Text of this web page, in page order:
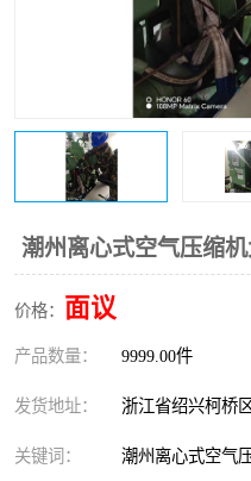
潮州离心式空气压缩
价格： 面议
产品数量： 9999.00件
发货地址： 浙江省绍兴柯桥
关键词： 潮州离心式空气
微电脑控制器
复盛离心机零件
空气过滤器
冷却器
CAMERON空压机维修